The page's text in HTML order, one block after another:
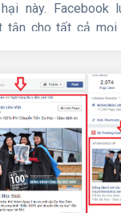
này. Facebook
tận cho tất cả
hiệu quả ở đâu
của HIGđể có câu